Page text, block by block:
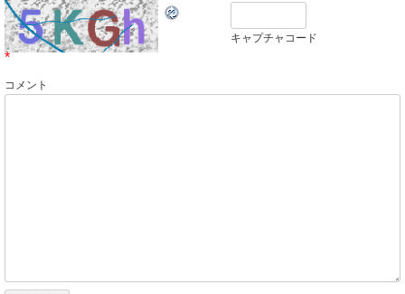
キャプチャコード
*
コメント